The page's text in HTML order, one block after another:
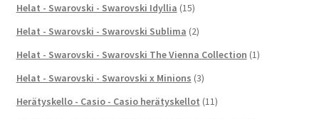
Helat - Swarovski - Swarovski Idyllia (15)
Helat - Swarovski - Swarovski Sublima (2)
Helat - Swarovski - Swarovski The Vienna Collection (1)
Helat - Swarovski - Swarovski x Minions (3)
Herätyskello - Casio - Casio herätyskellot (11)